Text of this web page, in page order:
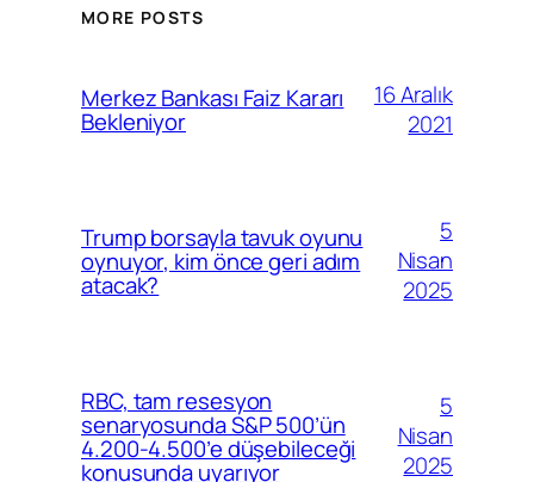
MORE POSTS
Merkez Bankası Faiz Kararı
Bekleniyor
16 Aralık
2021
Trump borsayla tavuk oyunu
oynuyor, kim önce geri adım
atacak?
5
Nisan
2025
RBC, tam resesyon
senaryosunda S&P 500’ün
4.200-4.500’e düşebileceği
konusunda uyarıyor
5
Nisan
2025